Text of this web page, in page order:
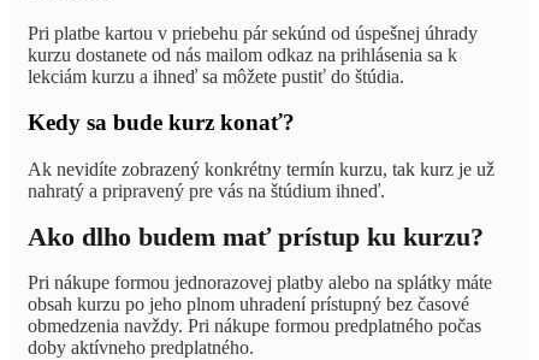
Pri platbe kartou v priebehu pár sekúnd od úspešnej úhrady
kurzu dostanete od nás mailom odkaz na prihlásenia sa k
lekciám kurzu a ihneď sa môžete pustiť do štúdia.
Kedy sa bude kurz konať?
Ak nevidíte zobrazený konkrétny termín kurzu, tak kurz je už
nahratý a pripravený pre vás na štúdium ihneď.
Ako dlho budem mať prístup ku kurzu?
Pri nákupe formou jednorazovej platby alebo na splátky máte
obsah kurzu po jeho plnom uhradení prístupný bez časové
obmedzenia navždy. Pri nákupe formou predplatného počas
doby aktívneho predplatného.